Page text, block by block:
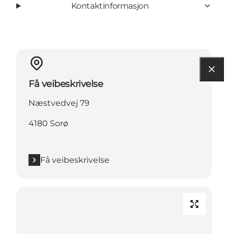
Kontaktinformasjon
Få veibeskrivelse
Næstvedvej 79
4180 Sorø
Få veibeskrivelse